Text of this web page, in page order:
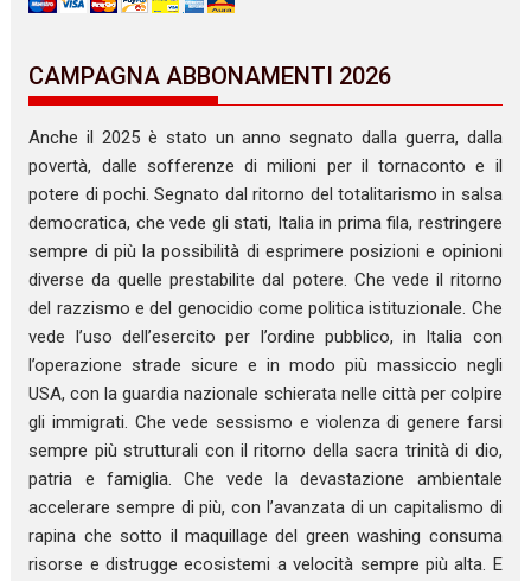
CAMPAGNA ABBONAMENTI 2026
Anche il 2025 è stato un anno segnato dalla guerra, dalla
povertà, dalle sofferenze di milioni per il tornaconto e il
potere di pochi. Segnato dal ritorno del totalitarismo in salsa
democratica, che vede gli stati, Italia in prima fila, restringere
sempre di più la possibilità di esprimere posizioni e opinioni
diverse da quelle prestabilite dal potere. Che vede il ritorno
del razzismo e del genocidio come politica istituzionale. Che
vede l’uso dell’esercito per l’ordine pubblico, in Italia con
l’operazione strade sicure e in modo più massiccio negli
USA, con la guardia nazionale schierata nelle città per colpire
gli immigrati. Che vede sessismo e violenza di genere farsi
sempre più strutturali con il ritorno della sacra trinità di dio,
patria e famiglia. Che vede la devastazione ambientale
accelerare sempre di più, con l’avanzata di un capitalismo di
rapina che sotto il maquillage del green washing consuma
risorse e distrugge ecosistemi a velocità sempre più alta. E